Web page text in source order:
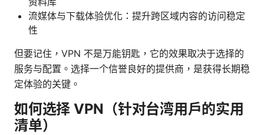
流媒体与下载体验优化：提升跨区域内容的访问稳定
性
但要记住，VPN 不是万能钥匙，它的效果取决于选择的
服务与配置。选择一个信誉良好的提供商，是获得长期稳
定体验的关键。
如何选择 VPN（针对台湾用户的实用
清单）